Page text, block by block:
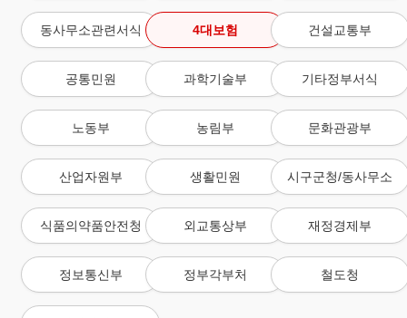
동사무소관련서식 4대보험 건설교통부
공통민원 과학기술부 기타정부서식
노동부 농림부 문화관광부
산업자원부 생활민원 시구군청/동사무소
식품의약품안전청 외교통상부 재정경제부
정보통신부 정부각부처 철도청